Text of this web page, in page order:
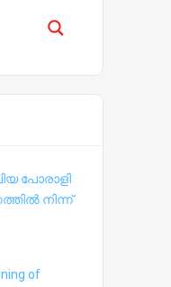
പോരാളി
നിന്ന്
of